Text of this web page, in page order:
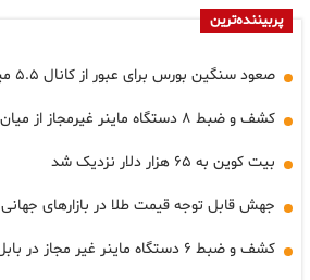
پربیننده‌ترین
صعود سنگین بورس برای عبور از کانال ۵.۵ میلیون واحد
کشف و ضبط ۸ دستگاه ماینر غیرمجاز از میان کارتن‌های باربری
بیت کوین به ۶۵ هزار دلار نزدیک شد
جهش قابل توجه قیمت طلا در بازارهای جهانی
کشف و ضبط ۶ دستگاه ماینر غیر مجاز در بابل